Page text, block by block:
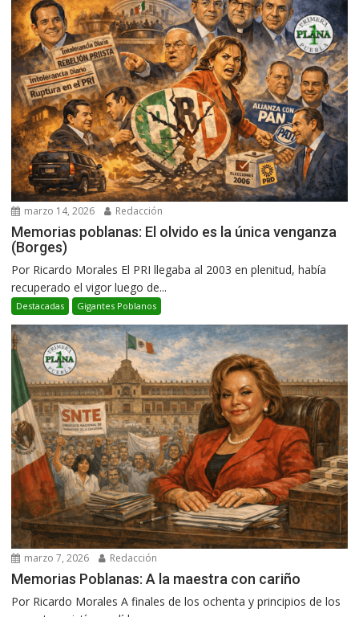
marzo 14, 2026 Redacción
Memorias poblanas: El olvido es la única venganza
(Borges)
Por Ricardo Morales El PRI llegaba al 2003 en plenitud, había
recuperado el vigor luego de...
Destacadas Gigantes Poblanos
marzo 7, 2026 Redacción
Memorias Poblanas: A la maestra con cariño
Por Ricardo Morales A finales de los ochenta y principios de los